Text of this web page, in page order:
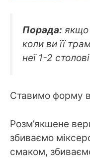
Порада:
коли ви її
неї 1-2
Ставимо форму
Розм’якшене
збиваємо
смаком,